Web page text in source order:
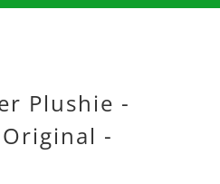
Plushie -
-